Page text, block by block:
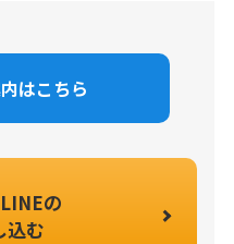
はこちら
の
込む